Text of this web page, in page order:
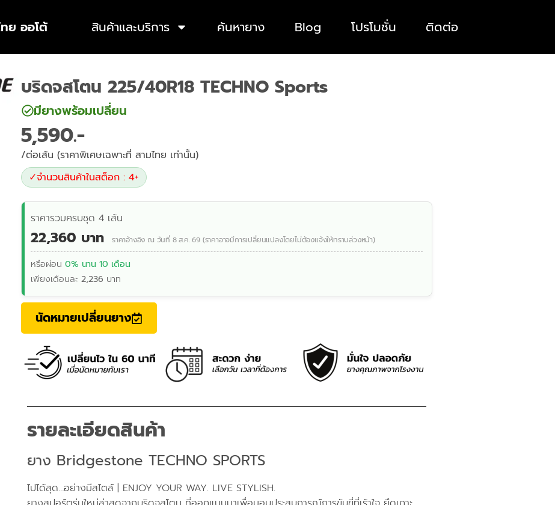
ย ออโต้ สินค้าและบริการ ค้นหายาง Blog โปรโมชั่น ติดต่อ
บริดจสโตน 225/40R18 TECHNO Sports
มียางพร้อมเปลี่ยน
5,590
/ต่อเส้น (ราคาพิเศษเฉพาะที่ สามไทย เท่านั้น)
✓จำนวนสินค้าในสต็อก : 4+
ราคารวมครบชุด 4 เส้น
22,360 บาท ราคาอ้างอิง ณ วันที่ 8 ส.ค. 69 (ราคาอาจมีการเปลี่ยนแปลงโดยไม่ต้องแจ้งให้ทราบล่วงหน้า)
หรือผ่อน 0% นาน 10 เดือน
เพียงเดือนละ 2,236 บาท
นัดหมายเปลี่ยนยาง
รายละเอียดสินค้า
ยาง Bridgestone TECHNO SPORTS
ไปได้สุด…อย่างมีสไตล์ | ENJOY YOUR WAY. LIVE STYLISH.